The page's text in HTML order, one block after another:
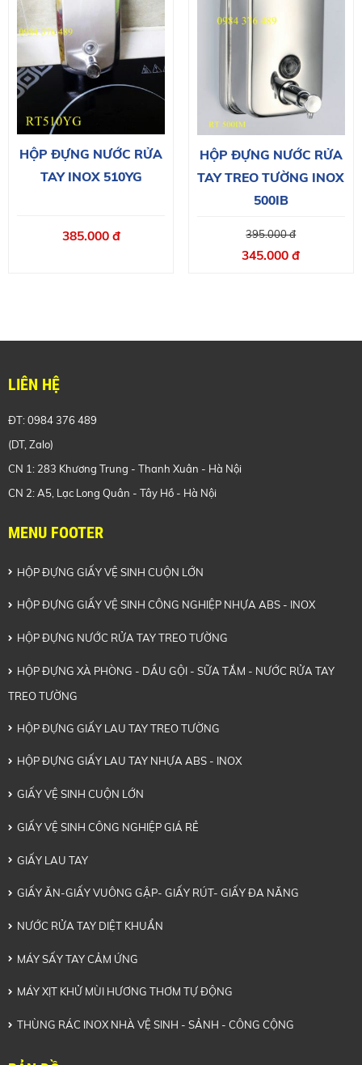
HỘP ĐỰNG NƯỚC RỬA
TAY INOX 510YG
385.000 đ
HỘP ĐỰNG NƯỚC RỬA
TAY TREO TƯỜNG INOX
500IB
395.000 đ
345.000 đ
LIÊN HỆ
ĐT: 0984 376 489
(DT, Zalo)
CN 1: 283 Khương Trung - Thanh Xuân - Hà Nội
CN 2: A5, Lạc Long Quân - Tây Hồ - Hà Nội
MENU FOOTER
HỘP ĐỰNG GIẤY VỆ SINH CUỘN LỚN
HỘP ĐỰNG GIẤY VỆ SINH CÔNG NGHIỆP NHỰA ABS - INOX
HỘP ĐỰNG NƯỚC RỬA TAY TREO TƯỜNG
HỘP ĐỰNG XÀ PHÒNG - DẦU GỘI - SỮA TẮM - NƯỚC RỬA TAY
TREO TƯỜNG
HỘP ĐỰNG GIẤY LAU TAY TREO TƯỜNG
HỘP ĐỰNG GIẤY LAU TAY NHỰA ABS - INOX
GIẤY VỆ SINH CUỘN LỚN
GIẤY VỆ SINH CÔNG NGHIỆP GIÁ RẺ
GIẤY LAU TAY
GIẤY ĂN-GIẤY VUÔNG GẬP- GIẤY RÚT- GIẤY ĐA NĂNG
NƯỚC RỬA TAY DIỆT KHUẨN
MÁY SẤY TAY CẢM ỨNG
MÁY XỊT KHỬ MÙI HƯƠNG THƠM TỰ ĐỘNG
THÙNG RÁC INOX NHÀ VỆ SINH - SẢNH - CÔNG CỘNG